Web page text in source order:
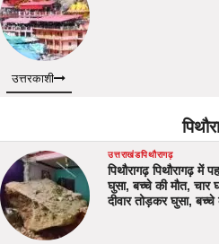
उत्तरकाशी
उत्तराखंडपिथौरागढ़
पिथौरागढ़ पिथौरागढ़ में
घुसा, बच्चे की मौत, चार
दीवार तोड़कर घुसा,